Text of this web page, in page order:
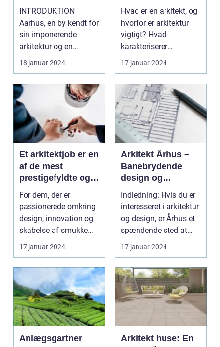
historisk
gennemgang
INTRODUKTION
Aarhus, en by kendt for
sin imponerende
arkitektur og en
blomstrende kultur, har
i årti...
18 januar 2024
Hvad er en arkitekt, og
hvorfor er arkitektur
vigtigt? Hvad
karakteriserer
arkitekturen i Odense,
og...
17 januar 2024
Et arkitektjob er en
af de mest
prestigefyldte og
kreative karrierer i
For dem, der er
passionerede omkring
design, innovation og
skabelse af smukke
strukturer, kan dette ...
17 januar 2024
Arkitekt Århus –
Banebrydende
design og
historisk udvikling
Indledning: Hvis du er
interesseret i arkitektur
og design, er Århus et
spændende sted at
udforske. ...
17 januar 2024
Anlægsgartner
Arkitekt huse: En